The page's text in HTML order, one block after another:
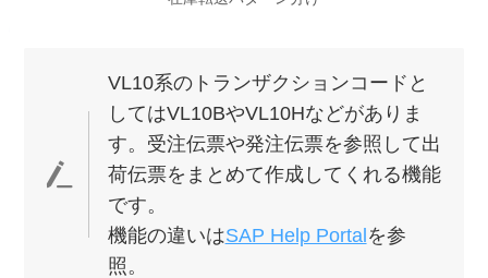
VL10系のトランザクションコードと
してはVL10BやVL10Hなどがありま
す。受注伝票や発注伝票を参照して出
荷伝票をまとめて作成してくれる機能
です。
機能の違いはSAP Help Portalを参
照。